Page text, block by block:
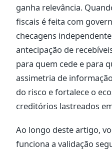
ganha relevância.
fiscais é feita com
checagens
antecipação de
para quem cede e para
assimetria de
do risco e fortalece o
creditórios lastreados
Ao longo deste artigo,
funciona a validação